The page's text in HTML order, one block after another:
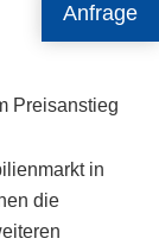
Anfrage
Preisanstieg
in
die